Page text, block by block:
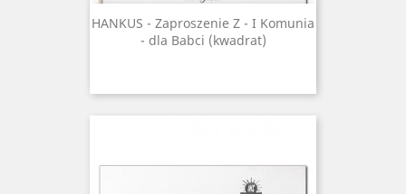
HANKUS - Zaproszenie Z - I Komunia
- dla Babci (kwadrat)